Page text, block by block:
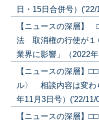
日・15日合併号）('22/
【ニュースの深層
法 取消権の行使が１
業界に影響」（2022
【ニュースの深層】
ル〉 相談内容は変わ
年11月3日号）('22/11/
【ニュースの深層】